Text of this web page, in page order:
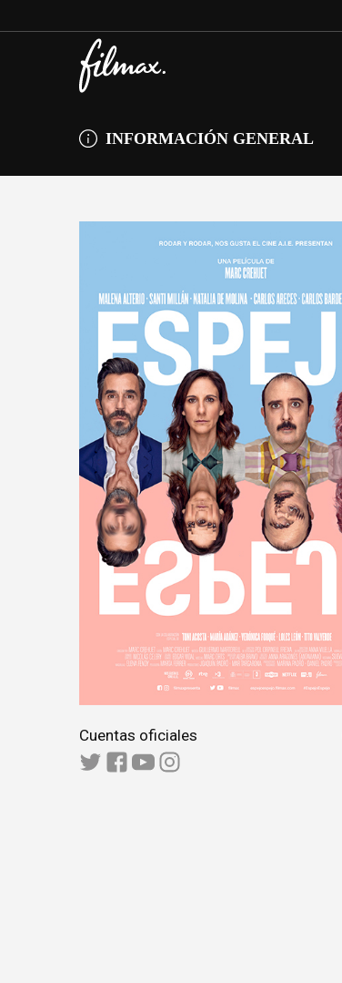
INFORMACIÓN GENERAL
Cuentas oficiales